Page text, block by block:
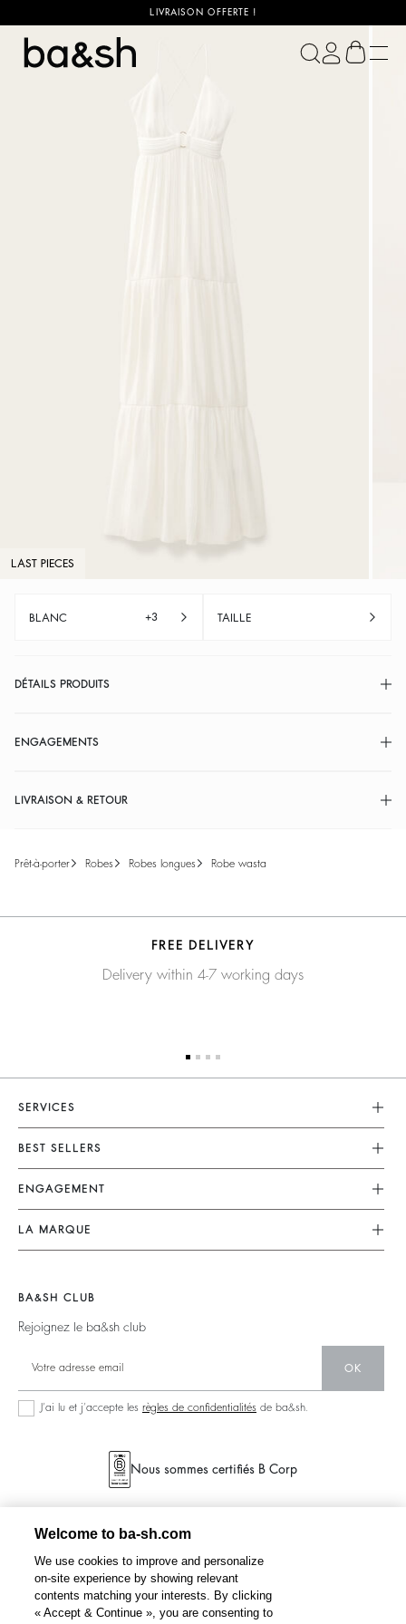
LIVRAISON OFFERTE !
ba&sh
LAST PIECES
BLANC +3 TAILLE
DÉTAILS PRODUITS
ENGAGEMENTS
LIVRAISON & RETOUR
prêt-à-porter robes robes longues robe wasta
FREE DELIVERY
Delivery within 4-7 working days
SERVICES
Service Client
FAQ
Retours Et Remboursements
CGV
BEST SELLERS
Robes
Combinaisons
Tops & Chemises
Pulls & Cardigans
Dos Nus
ENGAGEMENT
Nos Engagements
Planète
Partenaires
Circularité
Communauté
Collection Responsable
LA MARQUE
Barbara & Sharon
125 Et Après
Nos Boutiques
BA&SH CLUB
Rejoignez le ba&sh club
OK
J’ai lu et j’accepte les règles de confidentialités de ba&sh.
Nous sommes certifiés B Corp
Welcome to ba-sh.com
We use cookies to improve and personalize
on-site experience by showing relevant
contents matching your interests. By clicking
« Accept & Continue », you are consenting to